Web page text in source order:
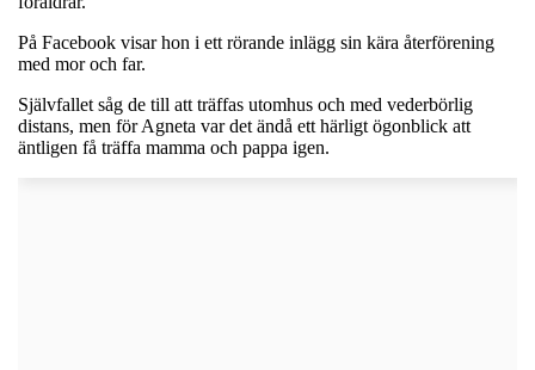
På Facebook visar hon i ett rörande inlägg sin kära återförening
med mor och far.
Självfallet såg de till att träffas utomhus och med vederbörlig
distans, men för Agneta var det ändå ett härligt ögonblick att
äntligen få träffa mamma och pappa igen.